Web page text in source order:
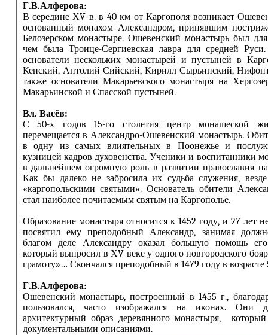
Г.В.Алферова:
В середине ХV в. в 40 км от Каргополя возникает
основанный монахом Александром, принявшим
Белозерском монастыре. Ошевенский монастырь был
чем была Троице-Сергиевская лавра для средней
основатели нескольких монастырей и пустыней в
Кенский, Антолий Сийский, Кирилл Сырьинский,
также основатели Макарьевского монастыря на
Макарьинской и Спасской пустыней.
Вл. Васёв:
С 50-х годов 15-го столетия центр монашеской
перемещается в Александро-Ошевенский монастырь.
в одну из самых влиятельных в Поонежье и
кузницей кадров духовенства. Ученики и воспитанники
в дальнейшем огромную роль в развитии православия
Как бы далеко не забросила их судьба служения,
«каргопольскими святыми». Основатель обители
стал наиболее почитаемым святым на Каргополье.
Образование монастыря относится к 1452 году, и 27 лет
посвятил ему преподобный Александр, занимая
благом деле Александру оказал большую помощь
который выпросил в ХV веке у одного новгородского
грамоту»… Скончался преподобный в 1479 году в возрасте
Г.В.Алферова:
Ошевенский монастырь, построенный в 1455 г.,
пользовался, часто изображался на иконах. Они
архитектурный образ деревянного монастыря,
документальными описаниями.